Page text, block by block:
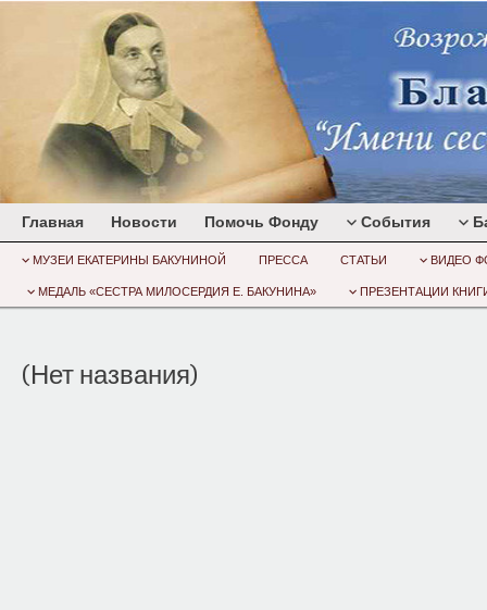
Главная Новости Помочь Фонду События
МУЗЕИ ЕКАТЕРИНЫ БАКУНИНОЙ ПРЕССА СТАТЬИ ВИДЕО
МЕДАЛЬ «СЕСТРА МИЛОСЕРДИЯ Е. БАКУНИНА» ПРЕЗЕНТАЦИИ
(Нет названия)